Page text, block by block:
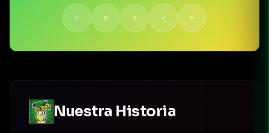
Nuestra Historia